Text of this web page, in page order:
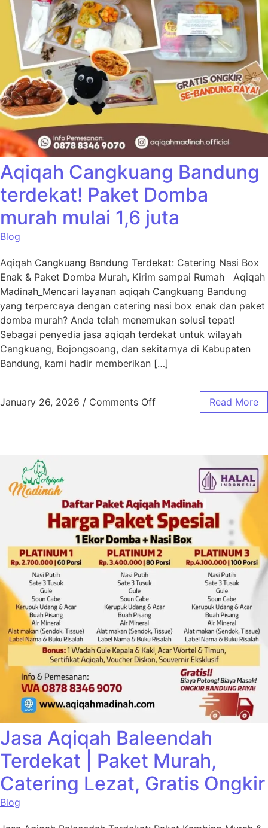
Aqiqah Cangkuang Bandung
terdekat! Paket Domba
murah mulai 1,6 juta
Blog
Aqiqah Cangkuang Bandung Terdekat: Catering Nasi Box
Enak & Paket Domba Murah, Kirim sampai Rumah Aqiqah
Madinah_Mencari layanan aqiqah Cangkuang Bandung
yang terpercaya dengan catering nasi box enak dan paket
domba murah? Anda telah menemukan solusi tepat!
Sebagai penyedia jasa aqiqah terdekat untuk wilayah
Cangkuang, Bojongsoang, dan sekitarnya di Kabupaten
Bandung, kami hadir memberikan […]
January 26, 2026 / Comments Off Read More
Jasa Aqiqah Baleendah
Terdekat | Paket Murah,
Catering Lezat, Gratis Ongkir
Blog